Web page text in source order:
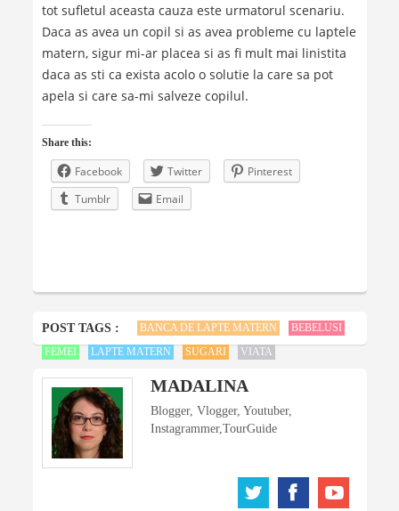
tot sufletul aceasta cauza este urmatorul scenariu.
Daca as avea un copil si as avea probleme cu laptele
matern, sigur mi-ar placea si as fi mult mai linistita
daca as sti ca exista acolo o solutie la care sa pot
apela si care sa-mi salveze copilul.
Share this:
Facebook Twitter
Pinterest
Tumblr
Email
POST TAGS : BANCA DE LAPTE MATERN
BEBELUSI
FEMEI
LAPTE MATERN SUGARI VIATA
MADALINA
Blogger, Vlogger, Youtuber,
Instagrammer,TourGuide